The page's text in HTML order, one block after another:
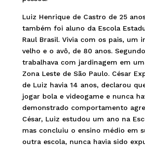
Luiz Henrique de Castro de 25
também foi aluno da Escola
Raul Brasil. Vivia com os pais, um
velho e o avô, de 80 anos.
trabalhava com jardinagem em
Zona Leste de São Paulo. César
de Luiz havia 14 anos, declarou
jogar bola e videogame e nunca
demonstrado comportamento
César, Luiz estudou um ano na
mas concluiu o ensino médio em
outra escola, nunca havia sido